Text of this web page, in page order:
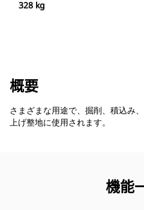
328 kg
概要
さまざまな用途で、掘削、積込み
上げ整地に使用されます。
機能